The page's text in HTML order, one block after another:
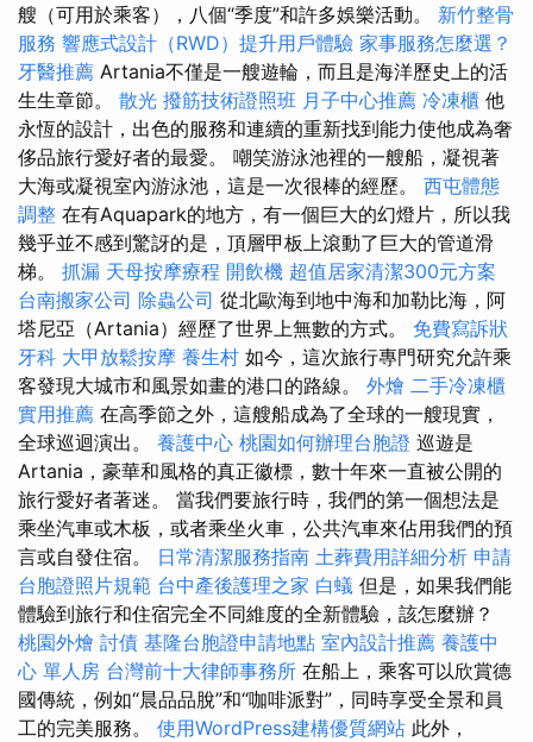
艘（可用於乘客），八個“季度”和許多娛樂活動。 新竹整骨
服務 響應式設計（RWD）提升用戶體驗 家事服務怎麼選？
牙醫推薦 Artania不僅是一艘遊輪，而且是海洋歷史上的活
生生章節。 散光 撥筋技術證照班 月子中心推薦 冷凍櫃 他
永恆的設計，出色的服務和連續的重新找到能力使他成為奢
侈品旅行愛好者的最愛。 嘲笑游泳池裡的一艘船，凝視著
大海或凝視室內游泳池，這是一次很棒的經歷。 西屯體態
調整 在有Aquapark的地方，有一個巨大的幻燈片，所以我
幾乎並不感到驚訝的是，頂層甲板上滾動了巨大的管道滑
梯。 抓漏 天母按摩療程 開飲機 超值居家清潔300元方案
台南搬家公司 除蟲公司 從北歐海到地中海和加勒比海，阿
塔尼亞（Artania）經歷了世界上無數的方式。 免費寫訴狀
牙科 大甲放鬆按摩 養生村 如今，這次旅行專門研究允許乘
客發現大城市和風景如畫的港口的路線。 外燴 二手冷凍櫃
實用推薦 在高季節之外，這艘船成為了全球的一艘現實，
全球巡迴演出。 養護中心 桃園如何辦理台胞證 巡遊是
Artania，豪華和風格的真正徽標，數十年來一直被公開的
旅行愛好者著迷。 當我們要旅行時，我們的第一個想法是
乘坐汽車或木板，或者乘坐火車，公共汽車來佔用我們的預
言或自發住宿。 日常清潔服務指南 土葬費用詳細分析 申請
台胞證照片規範 台中產後護理之家 白蟻 但是，如果我們能
體驗到旅行和住宿完全不同維度的全新體驗，該怎麼辦？
桃園外燴 討債 基隆台胞證申請地點 室內設計推薦 養護中
心 單人房 台灣前十大律師事務所 在船上，乘客可以欣賞德
國傳統，例如“晨品品脫”和“咖啡派對”，同時享受全景和員
工的完美服務。 使用WordPress建構優質網站 此外，